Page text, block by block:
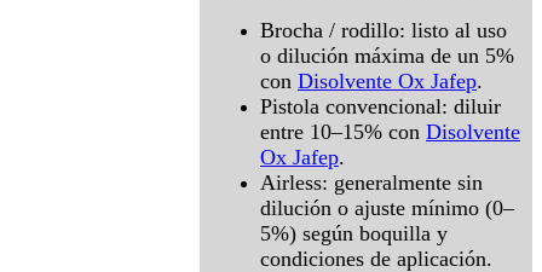
Brocha / rodillo: listo al uso
o dilución máxima de un 5%
con Disolvente Ox Jafep.
Pistola convencional: diluir
entre 10–15% con Disolvente
Ox Jafep.
Airless: generalmente sin
dilución o ajuste mínimo (0–
5%) según boquilla y
condiciones de aplicación.